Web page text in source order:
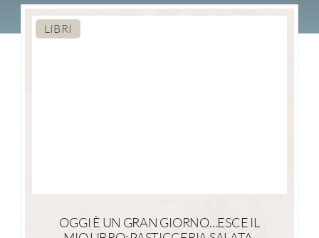
LIBRI
OGGI È UN GRAN GIORNO…ESCE IL